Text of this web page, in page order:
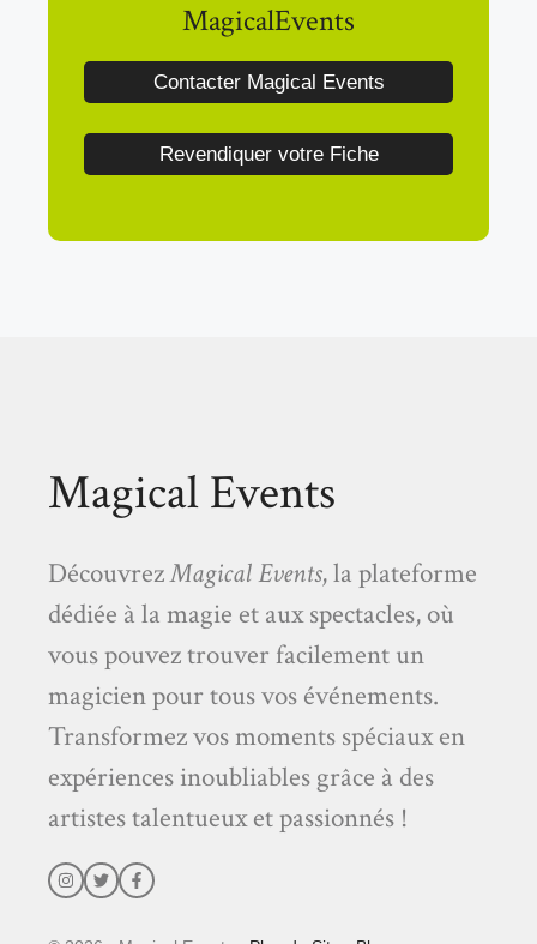
MagicalEvents
Contacter Magical Events
Revendiquer votre Fiche
Magical Events
DécouvrezMagical Events, la plateforme
dédiée à la magie et aux spectacles, où
vous pouvez trouver facilement un
magicien pour tous vos événements.
Transformez vos moments spéciaux en
expériences inoubliables grâce à des
artistes talentueux et passionnés !